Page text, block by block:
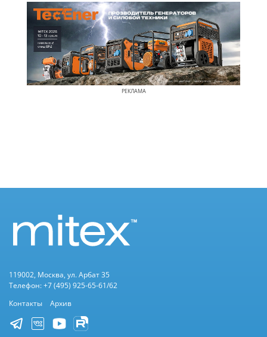
РЕКЛАМА
119002, Москва, ул. Арбат 35
Телефон: +7 (495) 925-65-61/62
Контакты
Архив